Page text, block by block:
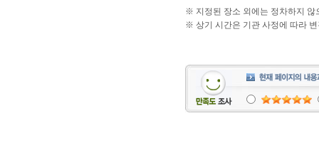
※ 지정된 장소 외에는 정차하지 않
※ 상기 시간은 기관 사정에 따라